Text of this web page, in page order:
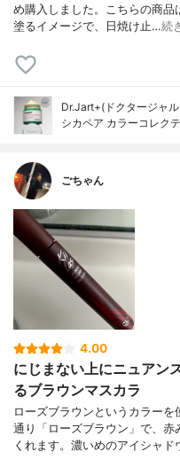
め購入しました。こちらの商
塗るイメージで、日焼け止…続
Dr.Jart+(ドクタージャ
シカペア カラーコレク
ごちゃん
4.00
にじまない上にニュアン
るブラウンマスカラ
ローズブラウンというカラー
通り「ローズブラウン」で、
くれます。濃いめのアイシャド